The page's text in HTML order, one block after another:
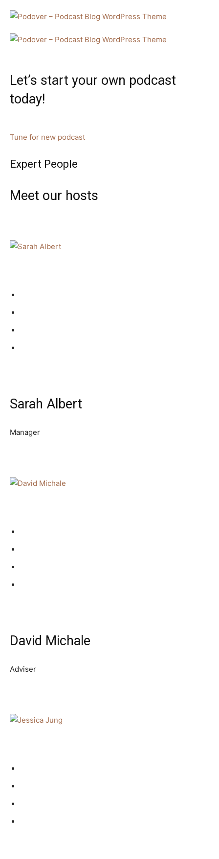
Let’s start your own podcast
today!
Tune for new podcast
Expert People
Meet our hosts
Sarah Albert
Manager
David Michale
Adviser